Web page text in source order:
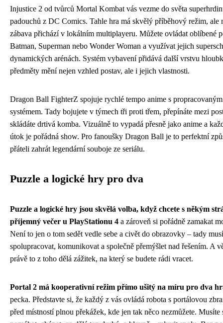
Injustice 2 od tvůrců Mortal Kombat vás vezme do světa
padouchů z DC Comics. Tahle hra má skvělý příběhový režim, ale
zábava přichází v lokálním multiplayeru. Můžete ovládat oblíbené
Batman, Superman nebo Wonder Woman a využívat jejich
dynamických arénách. Systém vybavení přidává další vrstvu
předměty mění nejen vzhled postav, ale i jejich vlastnosti.
Dragon Ball FighterZ spojuje rychlé tempo anime s
systémem. Tady bojujete v týmech tři proti třem, přepínáte mezi
skládáte drtivá komba. Vizuálně to vypadá přesně jako anime a
útok je pořádná show. Pro fanoušky Dragon Ball je to perfektní
přáteli zahrát legendární souboje ze seriálu.
Puzzle a logické hry pro dva
Puzzle a logické hry jsou skvělá volba, když chcete s někým
příjemný večer u PlayStationu 4 a zároveň si pořádně zamakat
Není to jen o tom sedět vedle sebe a civět do obrazovky – tady
spolupracovat, komunikovat a společně přemýšlet nad řešením. A
právě to z toho dělá zážitek, na který se budete rádi vracet.
Portal 2 má kooperativní režim přímo ušitý na míru pro dva
pecka. Představte si, že každý z vás ovládá robota s portálovou
před místností plnou překážek, kde jen tak něco nezmůžete. Musíte